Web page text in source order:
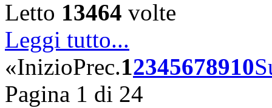
Letto 13464 volte
Leggi tutto...
«InizioPrec.12345678910
Pagina 1 di 24